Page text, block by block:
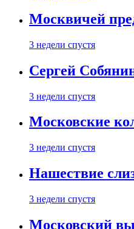
Москвичей
3 недели спустя
Сергей
3 недели спустя
Московские
3 недели спустя
Нашествие
3 недели спустя
Московский